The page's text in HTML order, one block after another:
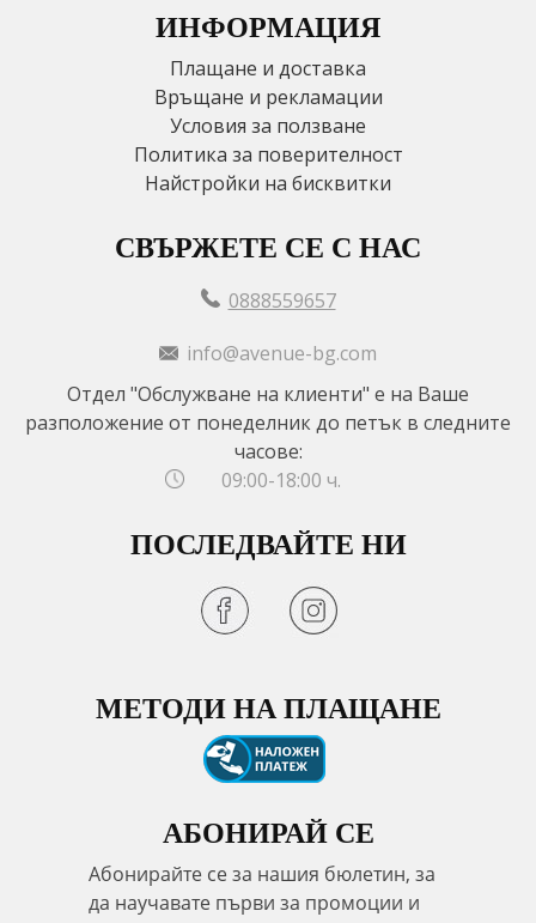
ИНФОРМАЦИЯ
Плащане и доставка
Връщане и рекламации
Условия за ползване
Политика за поверителност
Найстройки на бисквитки
СВЪРЖЕТЕ СЕ С НАС
0888559657
info@avenue-bg.com
Отдел "Обслужване на клиенти" е на Ваше
разположение от понеделник до петък в следните
часове:
09:00-18:00 ч.
ПОСЛЕДВАЙТЕ НИ
МЕТОДИ НА ПЛАЩАНЕ
АБОНИРАЙ СЕ